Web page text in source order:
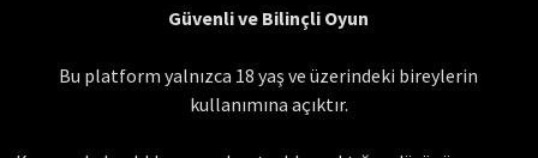
Güvenli ve Bilinçli Oyun
Bu platform yalnızca 18 yaş ve üzerindeki bireylerin
kullanımına açıktır.